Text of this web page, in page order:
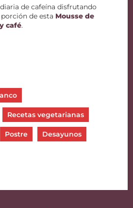
de cafeína disfrutando
de esta Mousse de
café.
Recetas vegetarianas
Postre Desayunos